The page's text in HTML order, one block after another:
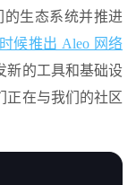
生态系统并推进
候推出 Aleo 网络
新的工具和基础设
正在与我们的社区